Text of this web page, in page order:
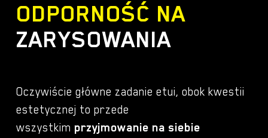
ODPORNOŚĆ NA
ZARYSOWANIA
Oczywiście główne zadanie etui, obok kwestii
estetycznej to przede
wszystkim przyjmowanie na siebie